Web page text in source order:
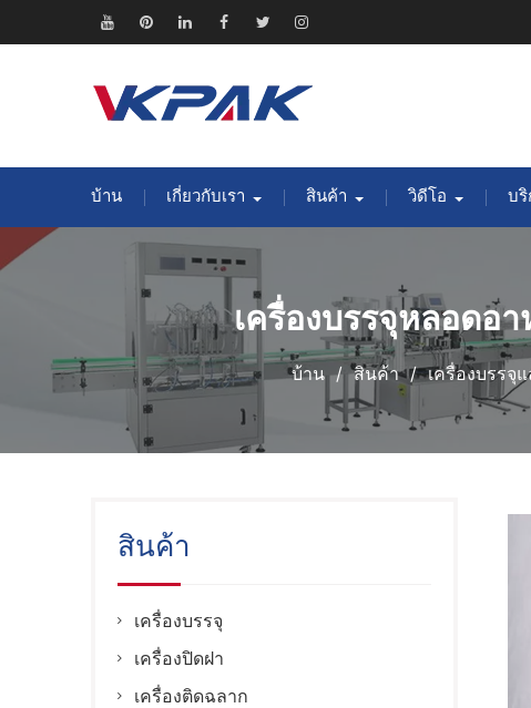
ไป
ยู
พิน
อเรสต์
ลิงค์ เฟส ทวิ
เตอร์
อิน
บ้าน เกี่ยวกับเรา สินค้า วิดีโอ บริ
เครื่องบรรจุหลอดอ
บ้าน สินค้า เครื่องบรรจุ
สินค้า
เครื่องบรรจุ
เครื่องปิดฝา
เครื่องติดฉลาก